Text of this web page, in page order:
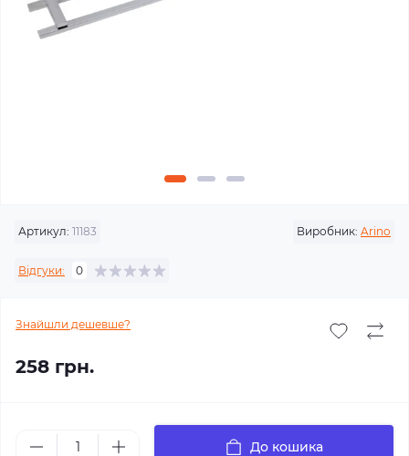
Артикул: 11183 Виробник: Arino
Відгуки: 0
Знайшли дешевше?
258 грн.
До кошика